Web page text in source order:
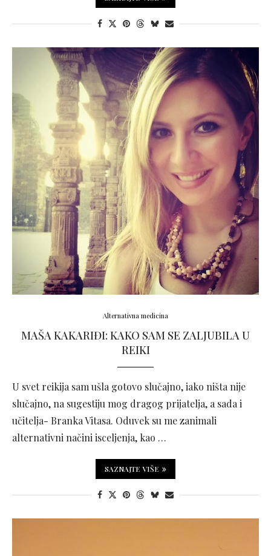
Alternativna medicina
MAŠA KAKARIĐI: KAKO SAM SE ZALJUBILA U
REIKI
U svet reikija sam ušla gotovo slučajno, iako ništa nije
slučajno, na sugestiju mog dragog prijatelja, a sada i
učitelja- Branka Vitasa. Oduvek su me zanimali
alternativni načini isceljenja, kao …
SAZNAJTE VIŠE